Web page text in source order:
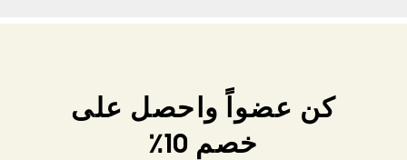
كن عضواً واحصل على
خصم 10٪